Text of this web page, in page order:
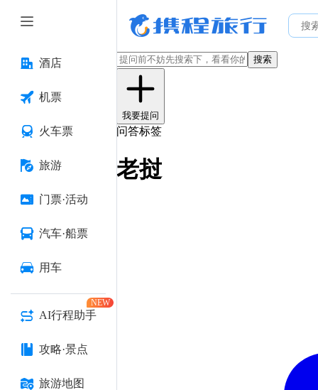
酒店
机票
火车票
旅游
门票·活动
汽车·船票
用车
AI行程助手
NEW
攻略·景点
旅游地图
搜索
我要提问
问答标签
老挝